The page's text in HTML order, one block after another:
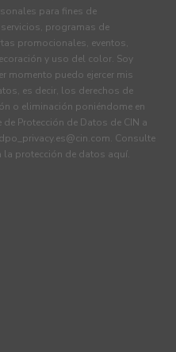
para fines de
programas de
promocionales, eventos,
y uso del color. Soy
momento puedo ejercer mis
es decir, los derechos de
o eliminación poniéndome en
Protección de Datos de CIN a
dpo_privacy.es@cin.com. Consulte
protección de datos aquí.